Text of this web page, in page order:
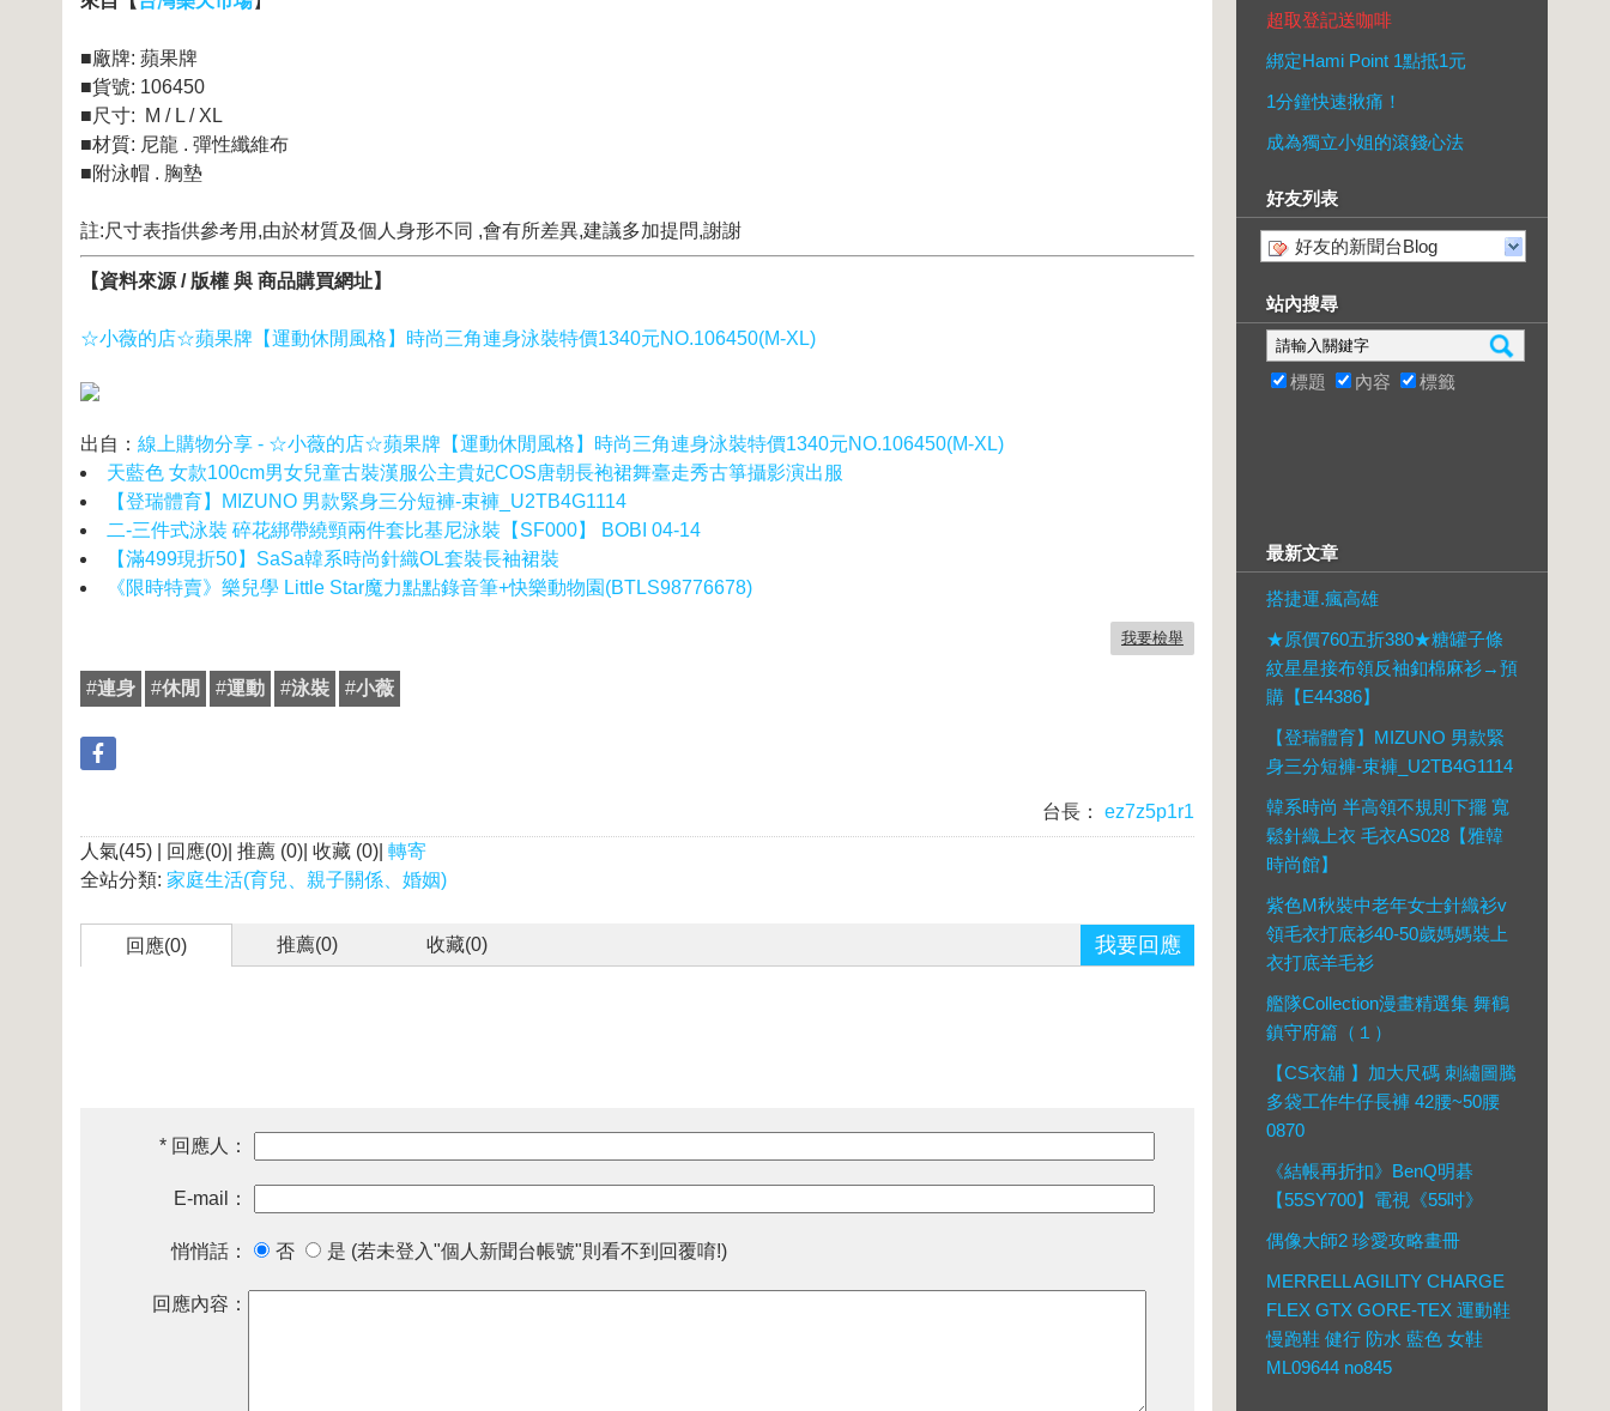
■廠牌: 蘋果牌
■貨號: 106450
■尺寸: M / L / XL
■材質: 尼龍 . 彈性纖維布
■附泳帽 . 胸墊
註:尺寸表指供參考用,由於材質及個人身形不同 ,會有所差異,建議多加提問,謝謝
【資料來源 / 版權 與 商品購買網址】
☆小薇的店☆蘋果牌【運動休閒風格】時尚三角連身泳裝特價1340元NO.106450(M-XL)
出自： 線上購物分享 - ☆小薇的店☆蘋果牌【運動休閒風格】時尚三角連身泳裝特價1340元NO.106450(M-XL)
天藍色 女款100cm男女兒童古裝漢服公主貴妃COS唐朝長袍裙舞臺走秀古箏攝影演出服
【登瑞體育】MIZUNO 男款緊身三分短褲-束褲_U2TB4G1114
二-三件式泳裝 碎花綁帶繞頸兩件套比基尼泳裝【SF000】 BOBI 04-14
【滿499現折50】SaSa韓系時尚針織OL套裝長袖裙裝
《限時特賣》樂兒學 Little Star魔力點點錄音筆+快樂動物園(BTLS98776678)
我要檢舉
#連身 #休閒 #運動 #泳裝 #小薇
台長：
ez7z5p1r1
人氣(45) | 回應(0)| 推薦 (0)| 收藏 (0)| 轉寄
全站分類: 家庭生活(育兒、親子關係、婚姻)
回應(0) 推薦(0) 收藏(0) 我要回應
* 回應人：
E-mail：
悄悄話： 否 是 (若未登入"個人新聞台帳號"則看不到回覆唷!)
回應內容：
超取登記送咖啡
綁定Hami Point 1點抵1元
1分鐘快速揪痛！
成為獨立小姐的滾錢心法
好友列表
好友的新聞台Blog
站內搜尋
標題 內容 標籤
最新文章
搭捷運.瘋高雄
★原價760五折380★糖罐子條
紋星星接布領反袖釦棉麻衫→預
購【E44386】
【登瑞體育】MIZUNO 男款緊
身三分短褲-束褲_U2TB4G1114
韓系時尚 半高領不規則下擺 寬
鬆針織上衣 毛衣AS028【雅韓
時尚館】
紫色M秋裝中老年女士針織衫v
領毛衣打底衫40-50歲媽媽裝上
衣打底羊毛衫
艦隊Collection漫畫精選集 舞鶴
鎮守府篇（１）
【CS衣舖 】加大尺碼 刺繡圖騰
多袋工作牛仔長褲 42腰~50腰
0870
《結帳再折扣》BenQ明碁
【55SY700】電視《55吋》
偶像大師2 珍愛攻略畫冊
MERRELL AGILITY CHARGE
FLEX GTX GORE-TEX 運動鞋
慢跑鞋 健行 防水 藍色 女鞋
ML09644 no845